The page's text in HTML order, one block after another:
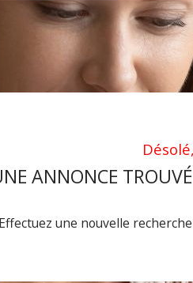
1
Désolé,
ANNONCE
Effectuez une nouvelle